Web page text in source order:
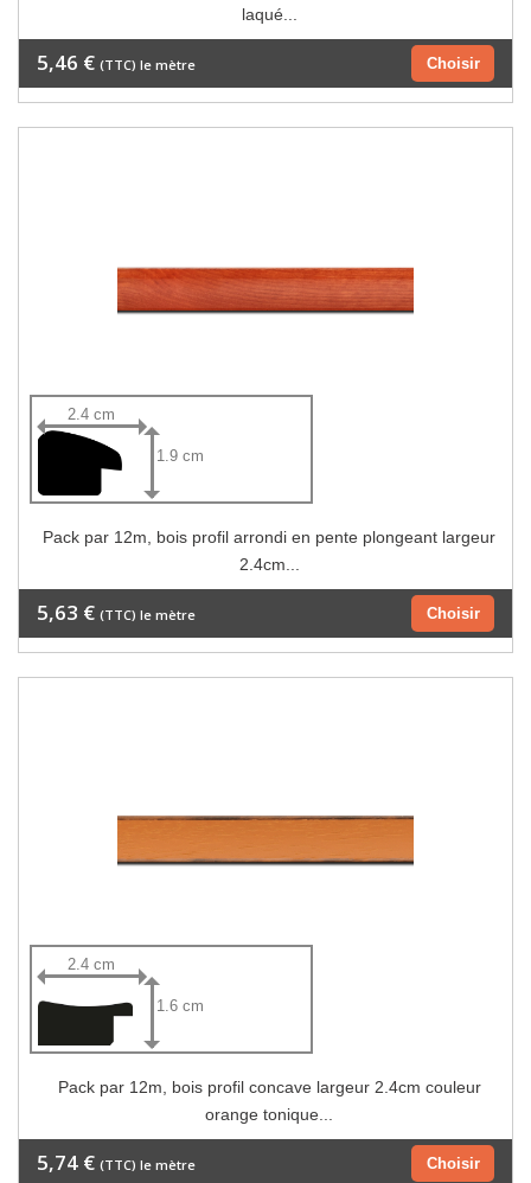
laqué...
Choisir
5,46 € (TTC) le mètre
2.4 cm
1.9 cm
Pack par 12m, bois profil arrondi en pente plongeant largeur
2.4cm...
Choisir
5,63 € (TTC) le mètre
2.4 cm
1.6 cm
Pack par 12m, bois profil concave largeur 2.4cm couleur
orange tonique...
Choisir
5,74 € (TTC) le mètre